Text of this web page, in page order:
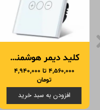
کلید دیمر هوشمند تویا Tuya
۴,۵۶۰,۰۰۰ تا ۴,۹۴۰,۰۰۰
تومان
افزودن به سبد خرید